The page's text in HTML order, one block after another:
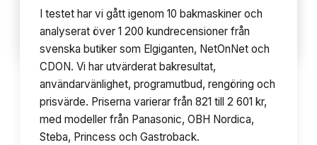
Innehållsförteckning 10avsnitt
I testet har vi gått igenom 10 bakmaskiner och
analyserat över 1 200 kundrecensioner från
svenska butiker som Elgiganten, NetOnNet och
CDON. Vi har utvärderat bakresultat,
användarvänlighet, programutbud, rengöring och
prisvärde. Priserna varierar från 821 till 2 601 kr,
med modeller från Panasonic, OBH Nordica,
Steba, Princess och Gastroback.